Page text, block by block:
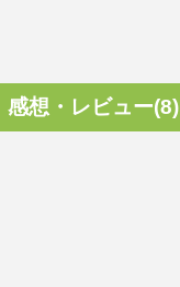
感想・レビュー(8)